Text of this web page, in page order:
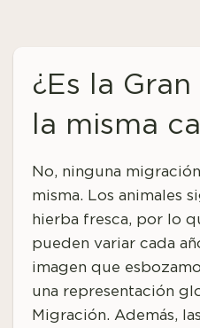
¿Es la
la misma
No, ninguna
misma. Los animales
hierba fresca, por lo
pueden variar cada
imagen que
una representación
Migración. Además,